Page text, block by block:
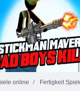
Bob der Räuber 3
online Fertigkeit